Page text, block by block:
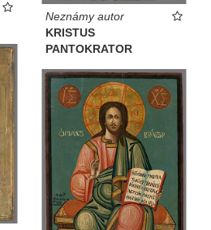
Neznámy autor
KRISTUS
PANTOKRATOR